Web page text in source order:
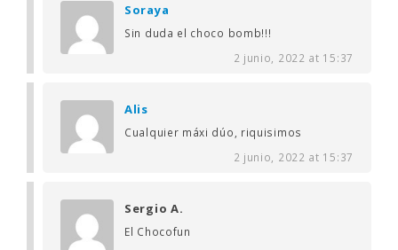
Soraya
Sin duda el choco bomb!!!
2 junio, 2022 at 15:37
Alis
Cualquier máxi dúo, riquisimos
2 junio, 2022 at 15:37
Sergio A.
El Chocofun